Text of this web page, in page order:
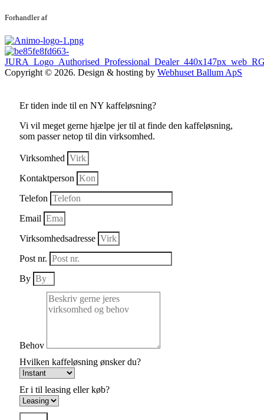
Forhandler af
Copyright © 2026. Design & hosting by Webhuset Ballum ApS
Er tiden inde til en NY kaffeløsning?
Vi vil meget gerne hjælpe jer til at finde den kaffeløsning,
som passer netop til din virksomhed.
Virksomhed
Kontaktperson
Telefon
Email
Virksomhedsadresse
Post nr.
By
Behov
Hvilken kaffeløsning ønsker du?
Er i til leasing eller køb?